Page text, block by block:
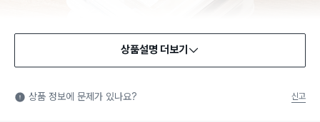
식품용 기구: 식품위생법에서 정한 규격에 따라 제조되어 식품 또
는 식품첨가물에 사용할 수 있는 식품용기구라는 표시입니다.
상품설명 더보기
상품 정보에 문제가 있나요? 신고